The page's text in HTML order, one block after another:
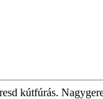
kútfúrás.